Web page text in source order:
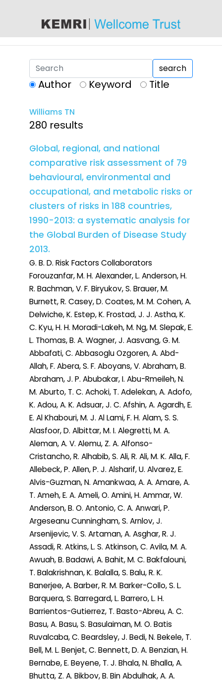
search
Author Keyword Title
Williams TN
280 results
Global, regional, and national
comparative risk assessment of 79
behavioural, environmental and
occupational, and metabolic risks or
clusters of risks in 188 countries,
1990-2013: a systematic analysis for
the Global Burden of Disease Study
2013.
G. B. D. Risk Factors Collaborators
Forouzanfar, M. H. Alexander, L. Anderson, H.
R. Bachman, V. F. Biryukov, S. Brauer, M.
Burnett, R. Casey, D. Coates, M. M. Cohen, A.
Delwiche, K. Estep, K. Frostad, J. J. Astha, K.
C. Kyu, H. H. Moradi-Lakeh, M. Ng, M. Slepak, E.
L. Thomas, B. A. Wagner, J. Aasvang, G. M.
Abbafati, C. Abbasoglu Ozgoren, A. Abd-
Allah, F. Abera, S. F. Aboyans, V. Abraham, B.
Abraham, J. P. Abubakar, I. Abu-Rmeileh, N.
M. Aburto, T. C. Achoki, T. Adelekan, A. Adofo,
K. Adou, A. K. Adsuar, J. C. Afshin, A. Agardh, E.
E. Al Khabouri, M. J. Al Lami, F. H. Alam, S. S.
Alasfoor, D. Albittar, M. I. Alegretti, M. A.
Aleman, A. V. Alemu, Z. A. Alfonso-
Cristancho, R. Alhabib, S. Ali, R. Ali, M. K. Alla, F.
Allebeck, P. Allen, P. J. Alsharif, U. Alvarez, E.
Alvis-Guzman, N. Amankwaa, A. A. Amare, A.
T. Ameh, E. A. Ameli, O. Amini, H. Ammar, W.
Anderson, B. O. Antonio, C. A. Anwari, P.
Argeseanu Cunningham, S. Arnlov, J.
Arsenijevic, V. S. Artaman, A. Asghar, R. J.
Assadi, R. Atkins, L. S. Atkinson, C. Avila, M. A.
Awuah, B. Badawi, A. Bahit, M. C. Bakfalouni,
T. Balakrishnan, K. Balalla, S. Balu, R. K.
Banerjee, A. Barber, R. M. Barker-Collo, S. L.
Barquera, S. Barregard, L. Barrero, L. H.
Barrientos-Gutierrez, T. Basto-Abreu, A. C.
Basu, A. Basu, S. Basulaiman, M. O. Batis
Ruvalcaba, C. Beardsley, J. Bedi, N. Bekele, T.
Bell, M. L. Benjet, C. Bennett, D. A. Benzian, H.
Bernabe, E. Beyene, T. J. Bhala, N. Bhalla, A.
Bhutta, Z. A. Bikbov, B. Bin Abdulhak, A. A.